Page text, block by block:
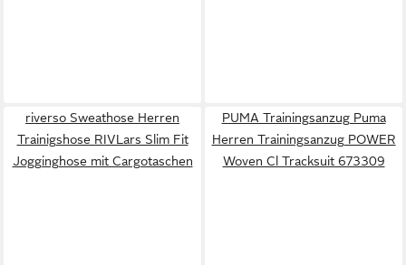
riverso Sweathose Herren
Trainigshose RIVLars Slim Fit
Jogginghose mit Cargotaschen
PUMA Trainingsanzug Puma
Herren Trainingsanzug POWER
Woven Cl Tracksuit 673309